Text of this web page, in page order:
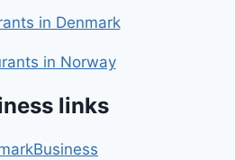
in Denmark
in Norway
links